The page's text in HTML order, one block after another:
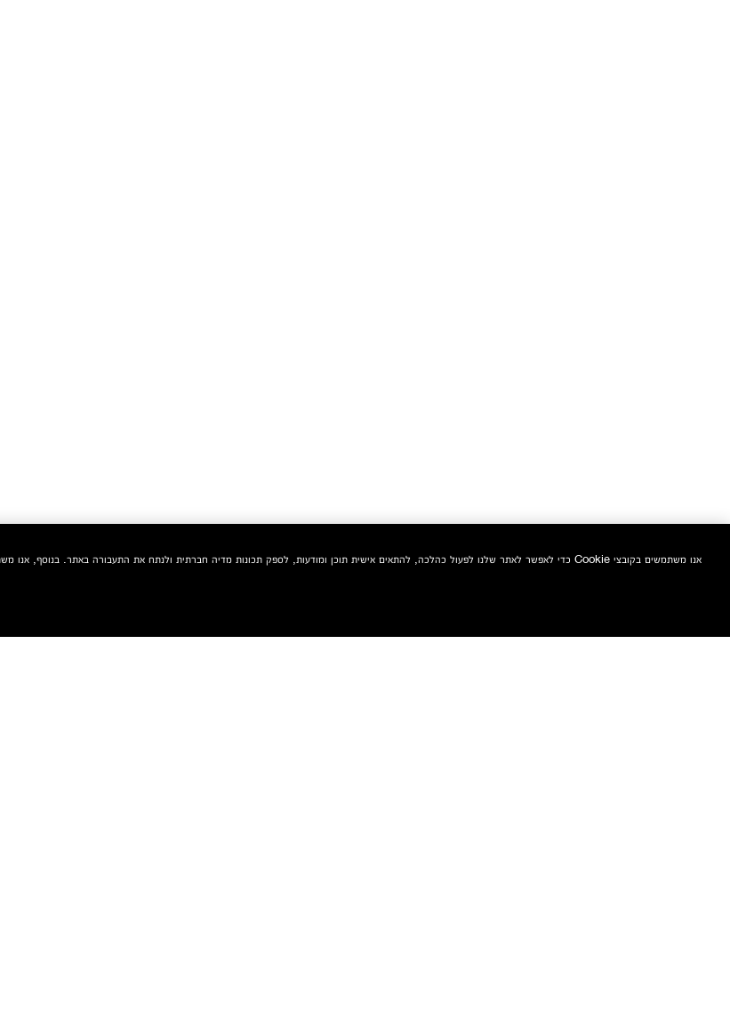
אנו משתמשים בקובצי Cookie כדי לאפשר לאתר שלנו לפעול כהלכה, להתאים אישית תוכן ומודעות, לספק תכונות מדיה חברתית ולנתח את התעבורה באתר. בנוסף, אנו משתפים מידע אודות השימוש שלך באתר שלנו עם המדיה החברתית ושותפי הפרסום והניתוח שלנו.